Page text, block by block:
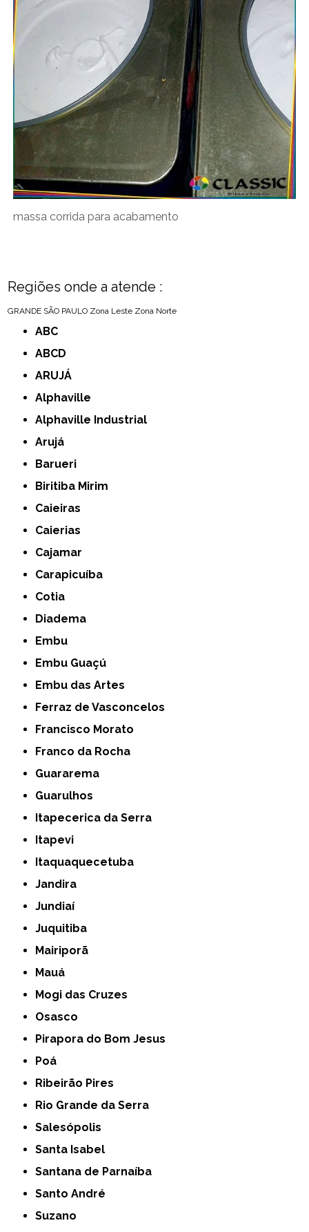
massa corrida para acabamento
Regiões onde a atende :
GRANDE SÃO PAULO Zona Leste Zona Norte
ABC
ABCD
ARUJÁ
Alphaville
Alphaville Industrial
Arujá
Barueri
Biritiba Mirim
Caieiras
Caierias
Cajamar
Carapicuíba
Cotia
Diadema
Embu
Embu Guaçú
Embu das Artes
Ferraz de Vasconcelos
Francisco Morato
Franco da Rocha
Guararema
Guarulhos
Itapecerica da Serra
Itapevi
Itaquaquecetuba
Jandira
Jundiaí
Juquitiba
Mairiporã
Mauá
Mogi das Cruzes
Osasco
Pirapora do Bom Jesus
Poá
Ribeirão Pires
Rio Grande da Serra
Salesópolis
Santa Isabel
Santana de Parnaíba
Santo André
Suzano